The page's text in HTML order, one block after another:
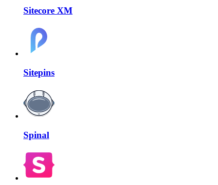
Sitecore XM
Sitepins
Spinal